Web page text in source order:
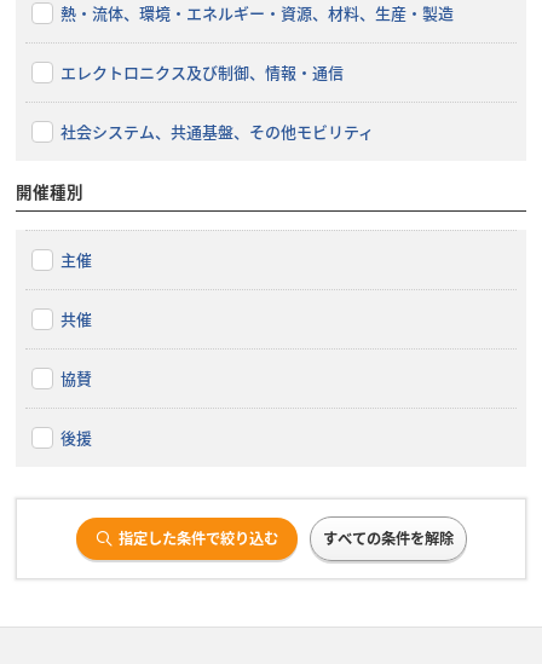
熱・流体、環境・エネルギー・資源、材料、生産・製造
エレクトロニクス及び制御、情報・通信
社会システム、共通基盤、その他モビリティ
開催種別
主催
共催
協賛
後援
指定した条件で絞り込む すべての条件を解除